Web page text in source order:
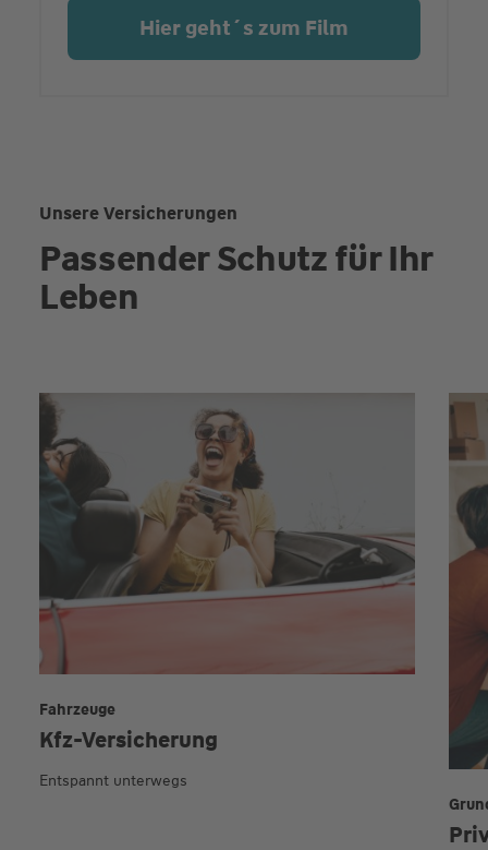
Hier geht´s zum Film
Unsere Versicherungen
Passender Schutz für Ihr
Leben
Kfz-Versicherung
Fahrzeuge
Entspannt unterwegs